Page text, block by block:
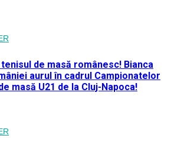
de masă românesc! Bianca
aurul în cadrul Campionatelor
masă U21 de la Cluj-Napoca!